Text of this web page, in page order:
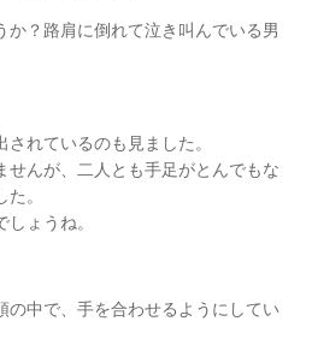
か？路肩に倒れて泣き叫んでいる男
れているのも見ました。
せんが、二人とも手足がとんでもな
。
ょうね。
の中で、手を合わせるようにしてい